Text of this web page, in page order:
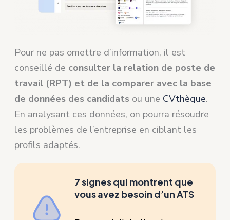
Pour ne pas omettre d’information, il est
conseillé de consulter la relation de poste de
travail (RPT) et de la comparer avec la base
de données des candidats ou une CVthèque.
En analysant ces données, on pourra résoudre
les problèmes de l’entreprise en ciblant les
profils adaptés.
7 signes qui montrent que
vous avez besoin d’un ATS